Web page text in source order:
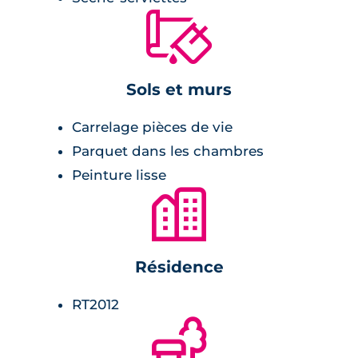
cabine de douche ou baignoire.
placards.
🔨
Sols et murs
Carrelage pièces de vie
Parquet dans les chambres
Peinture lisse
🏙
Résidence
RT2012
🌲